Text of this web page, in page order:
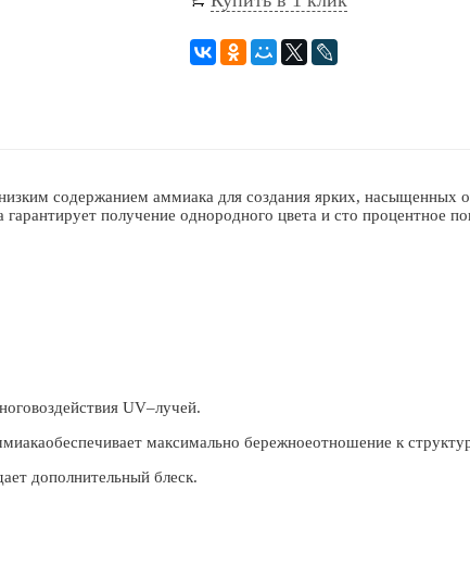
содержанием аммиака для создания ярких, насыщенных
получение однородного цвета и сто процентное
UV–лучей.
максимально бережноеотношение к
дополнительный блеск.